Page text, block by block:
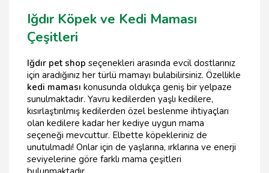
Iğdır Köpek ve Kedi Maması
Çeşitleri
Iğdır pet shop seçenekleri arasında evcil dostlarınız
için aradığınız her türlü mamayı bulabilirsiniz. Özellikle
kedi maması konusunda oldukça geniş bir yelpaze
sunulmaktadır. Yavru kedilerden yaşlı kedilere,
kısırlaştırılmış kedilerden özel beslenme ihtiyaçları
olan kedilere kadar her kediye uygun mama
seçeneği mevcuttur. Elbette köpekleriniz de
unutulmadı! Onlar için de yaşlarına, ırklarına ve enerji
seviyelerine göre farklı mama çeşitleri